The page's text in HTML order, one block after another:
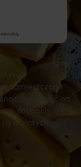
zamieszczone
różnić od
w ilościach
w złotych